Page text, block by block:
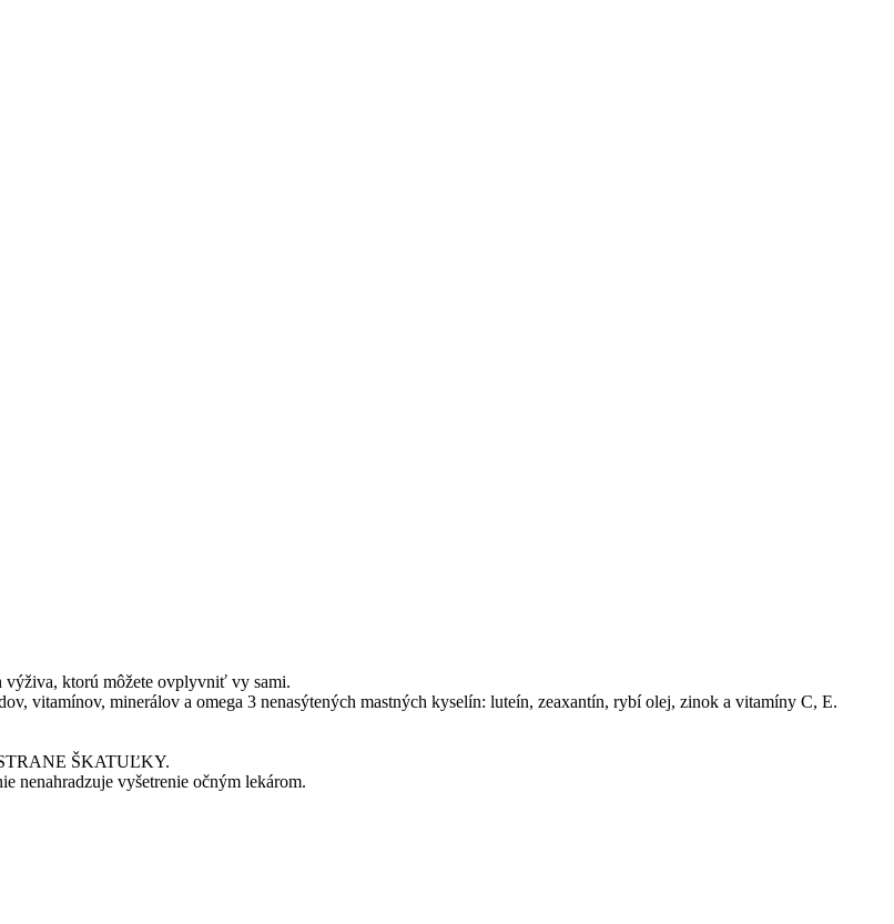
výživa, ktorú môžete ovplyvniť vy sami.
vitamínov, minerálov a omega 3 nenasýtených mastných kyselín: luteín, zeaxantín, rybí olej, zinok a vitamíny C, E.
ŠKATUĽKY.
nenahradzuje vyšetrenie očným lekárom.